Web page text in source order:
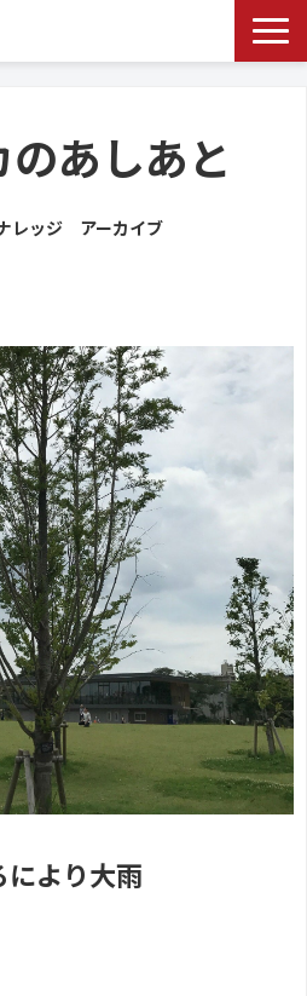
立ち記事
カテゴリ一覧
客様事例
あしあと
レッジ アーカイブ
により大雨